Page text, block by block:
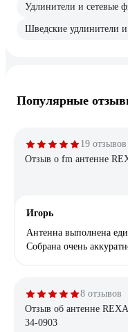
Удлинители и сетевые
Шведские удлинители
Популярные
19 отзывов
Отзыв о fm антенне
Игорь
Антенна выполнена
Собрана очень
8 отзывов
Отзыв об антенне
34-0903